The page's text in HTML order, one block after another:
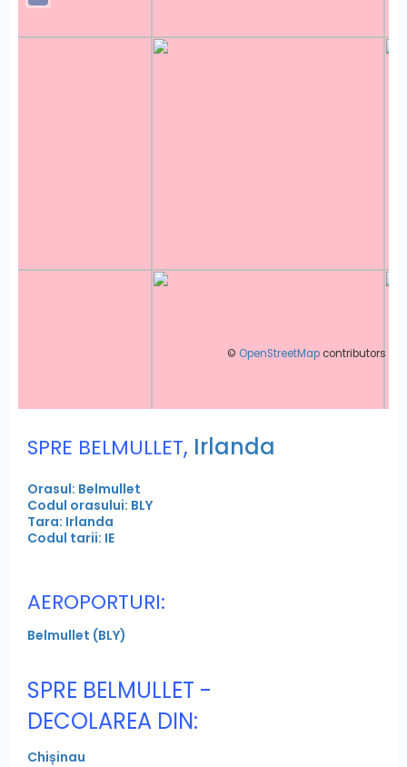
© OpenStreetMap contributors
SPRE BELMULLET, Irlanda
Orasul: Belmullet
Codul orasului: BLY
Tara: Irlanda
Codul tarii: IE
AEROPORTURI:
Belmullet (BLY)
SPRE BELMULLET -
DECOLAREA DIN:
Chișinau